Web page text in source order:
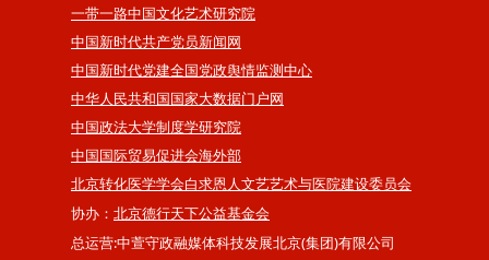
一带一路中国文化艺术研究院
中国新时代共产党员新闻网
中国新时代党建全国党政舆情监测中心
中华人民共和国国家大数据门户网
中国政法大学制度学研究院
中国国际贸易促进会海外部
北京转化医学学会白求恩人文艺艺术与医院建设委员会
协办： 北京德行天下公益基金会
总运营:中萱守政融媒体科技发展北京(集团)有限公司